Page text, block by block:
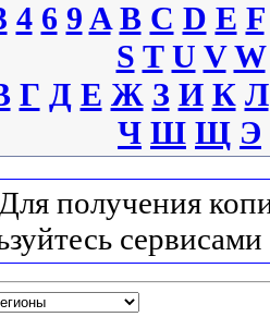
4 6 9 A B C D E F
S T U V W
Г Д Е Ж З И К Л
Ч Ш Щ Э
Для получения
сервисами